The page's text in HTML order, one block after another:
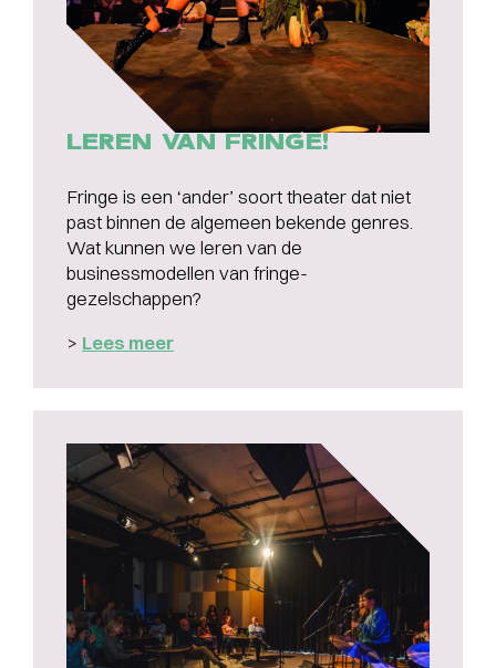
LEREN VAN FRINGE!
Fringe is een ‘ander’ soort theater dat niet
past binnen de algemeen bekende genres.
Wat kunnen we leren van de
businessmodellen van fringe-
gezelschappen?
> Lees meer